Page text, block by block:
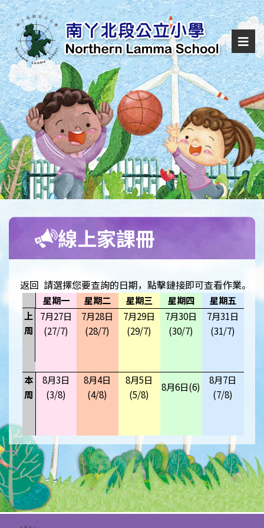
線上家課冊
返回 請選擇您要查詢的日期，點擊鏈接即可查看作業。
星期一 星期二 星期三 星期四
星期五
上
周
7月27日
(27/7)
7月28日
(28/7)
7月29日
(29/7)
7月30日
(30/7)
7月31日
(31/7)
本
周
8月3日
(3/8)
8月4日
(4/8)
8月5日
(5/8)
8月6日(6)
8月7日
(7/8)